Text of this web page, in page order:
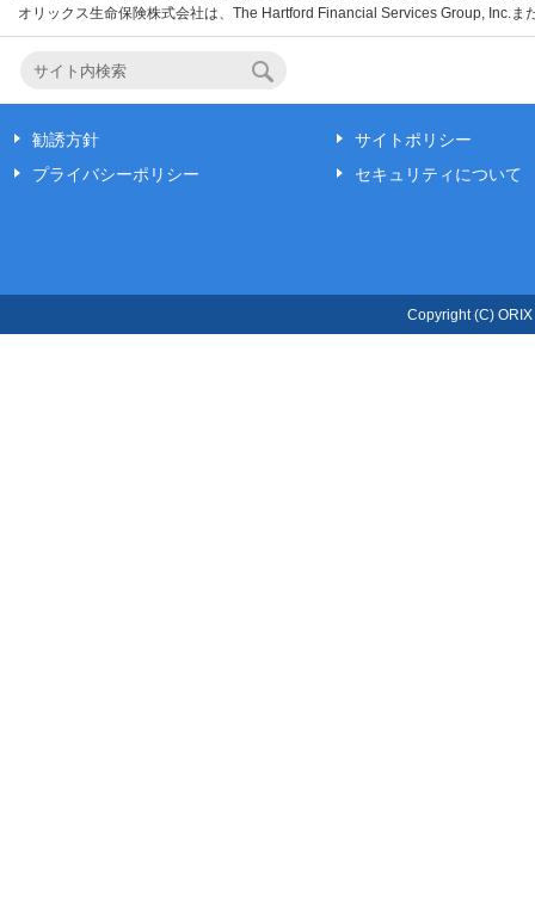
理費」がかかります。
オリックス生命保険株式会社は、The Hartford Financial Services Group, Inc.ま
勧誘方針
プライバシーポリシー
サイトポリシー
セキュリティについて
Copyright (C)